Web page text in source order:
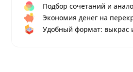
Подбор сочетаний и
Экономия денег на
Удобный формат: выкрас